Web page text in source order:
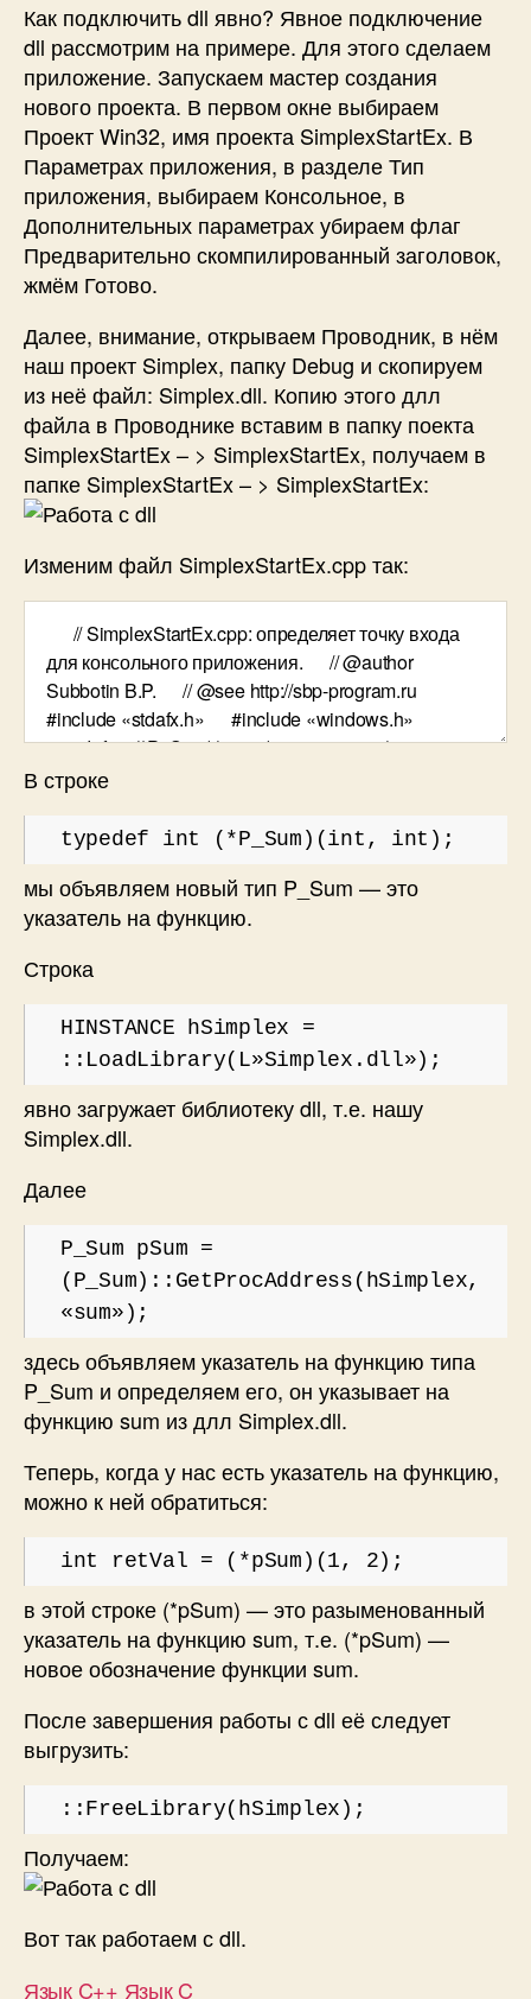
Как подключить dll явно? Явное подключение
dll рассмотрим на примере. Для этого сделаем
приложение. Запускаем мастер создания
нового проекта. В первом окне выбираем
Проект Win32, имя проекта SimplexStartEx. В
Параметрах приложения, в разделе Тип
приложения, выбираем Консольное, в
Дополнительных параметрах убираем флаг
Предварительно скомпилированный заголовок,
жмём Готово.
Далее, внимание, открываем Проводник, в нём
наш проект Simplex, папку Debug и скопируем
из неё файл: Simplex.dll. Копию этого длл
файла в Проводнике вставим в папку поекта
SimplexStartEx – > SimplexStartEx, получаем в
папке SimplexStartEx – > SimplexStartEx:
Изменим файл SimplexStartEx.cpp так:
В строке
typedef int (*P_Sum)(int, int);
мы объявляем новый тип P_Sum — это
указатель на функцию.
Строка
HINSTANCE hSimplex =
::LoadLibrary(L»Simplex.dll»);
явно загружает библиотеку dll, т.е. нашу
Simplex.dll.
Далее
P_Sum pSum =
(P_Sum)::GetProcAddress(hSimplex,
«sum»);
здесь объявляем указатель на функцию типа
P_Sum и определяем его, он указывает на
функцию sum из длл Simplex.dll.
Теперь, когда у нас есть указатель на функцию,
можно к ней обратиться:
int retVal = (*pSum)(1, 2);
в этой строке (*pSum) — это разыменованный
указатель на функцию sum, т.е. (*pSum) —
новое обозначение функции sum.
После завершения работы с dll её следует
выгрузить:
::FreeLibrary(hSimplex);
Получаем:
Вот так работаем с dll.
Язык C++ Язык C